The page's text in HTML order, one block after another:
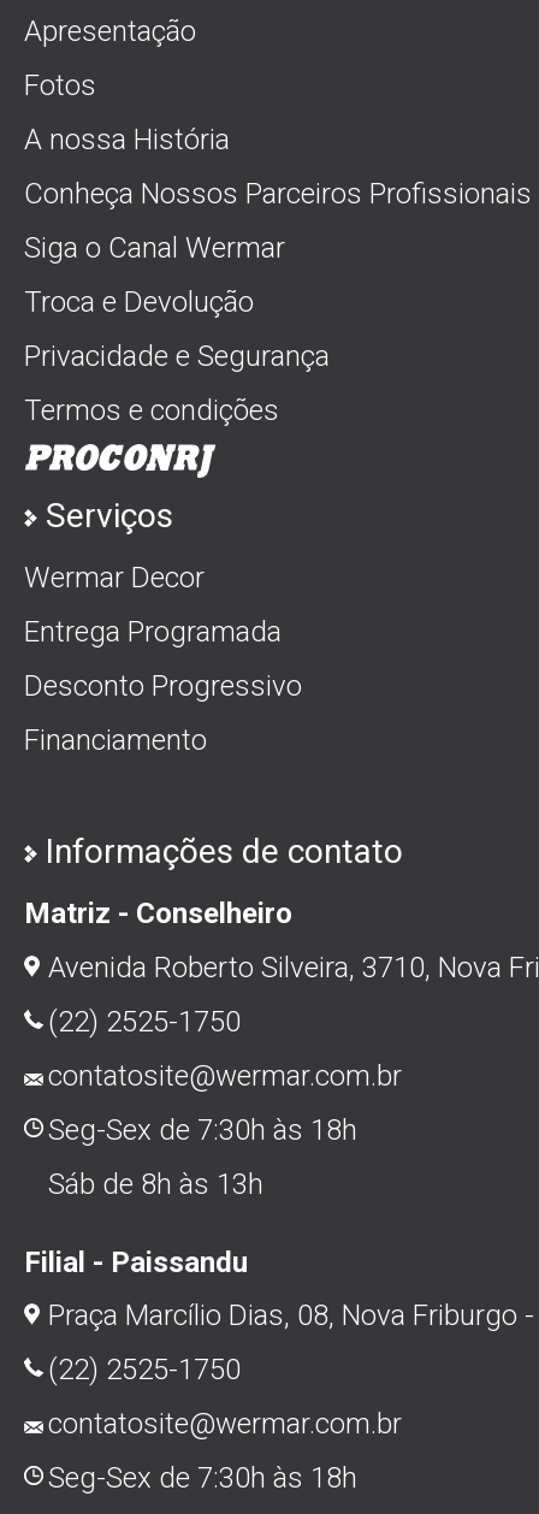
Apresentação
Fotos
A nossa História
Conheça Nossos Parceiros Profissionais
Siga o Canal Wermar
Troca e Devolução
Privacidade e Segurança
Termos e condições
Serviços
Wermar Decor
Entrega Programada
Desconto Progressivo
Financiamento
Informações de contato
Matriz - Conselheiro
Avenida Roberto Silveira, 3710, Nova
(22) 2525-1750
contatosite@wermar.com.br
Seg-Sex de 7:30h às 18h
Sáb de 8h às 13h
Filial - Paissandu
Praça Marcílio Dias, 08, Nova Friburgo
(22) 2525-1750
contatosite@wermar.com.br
Seg-Sex de 7:30h às 18h